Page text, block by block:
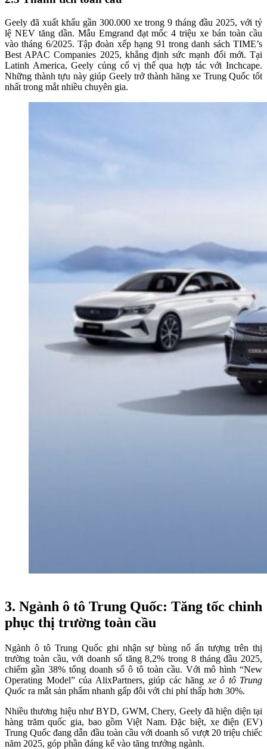
Geely đã xuất khẩu gần 300.000 xe trong 9 tháng đầu 2025, với tỷ
lệ NEV tăng dần. Mẫu Emgrand đạt mốc 4 triệu xe bán toàn cầu
vào tháng 6/2025. Tập đoàn xếp hạng 91 trong danh sách TIME’s
Best APAC Companies 2025, khẳng định sức mạnh đổi mới. Tại
Latinh America, Geely củng cố vị thế qua hợp tác với Inchcape.
Những thành tựu này giúp Geely trở thành hãng xe Trung Quốc tốt
nhất trong mắt nhiều chuyên gia.
3. Ngành ô tô Trung Quốc: Tăng tốc chinh
phục thị trường toàn cầu
Ngành ô tô Trung Quốc ghi nhận sự bùng nổ ấn tượng trên thị
trường toàn cầu, với doanh số tăng 8,2% trong 8 tháng đầu 2025,
chiếm gần 38% tổng doanh số ô tô toàn cầu. Với mô hình “New
Operating Model” của AlixPartners, giúp các hãng xe ô tô Trung
Quốc ra mắt sản phẩm nhanh gấp đôi với chi phí thấp hơn 30%.
Nhiều thương hiệu như BYD, GWM, Chery, Geely đã hiện diện tại
hàng trăm quốc gia, bao gồm Việt Nam. Đặc biệt, xe điện (EV)
Trung Quốc đang dẫn đầu toàn cầu với doanh số vượt 20 triệu chiếc
năm 2025, góp phần đáng kể vào tăng trưởng ngành.